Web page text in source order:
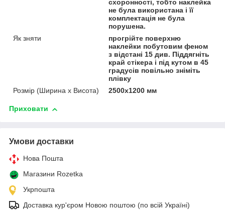
схоронності, тобто наклейка
не була використана і її
комплектація не була
порушена.
Як зняти
прогрійте поверхню
наклейки побутовим феном
з відстані 15 див. Піддягніть
край стікера і під кутом в 45
градусів повільно зніміть
плівку
Розмір (Ширина х Висота)
2500х1200 мм
Приховати
Умови доставки
Нова Пошта
Магазини Rozetka
Укрпошта
Доставка кур'єром Новою поштою (по всій Україні)